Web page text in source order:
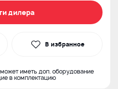
дилера
В избранное
иметь доп. оборудование
в комплектацию